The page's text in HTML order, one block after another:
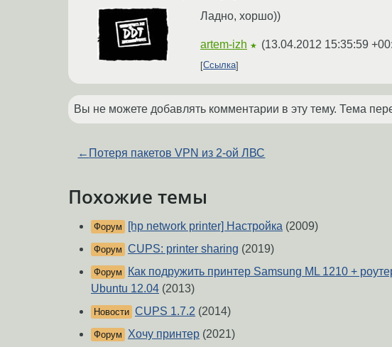
Ладно, хоршо))
artem-izh ★ (13.04.2012 15:35:59
Ссылка
Вы не можете добавлять комментарии в эту тему. Тема
← Потеря пакетов VPN из 2-ой ЛВС
Похожие темы
Форум [hp network printer] Настройка (2009)
Форум CUPS: printer sharing (2019)
Форум
Как подружить принтер Samsung ML 1210 +
Ubuntu 12.04 (2013)
Новости CUPS 1.7.2 (2014)
Форум Хочу принтер (2021)